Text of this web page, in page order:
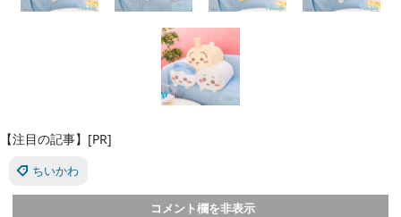
【注目の記事】[PR]
ちいかわ
コメント欄を非表示